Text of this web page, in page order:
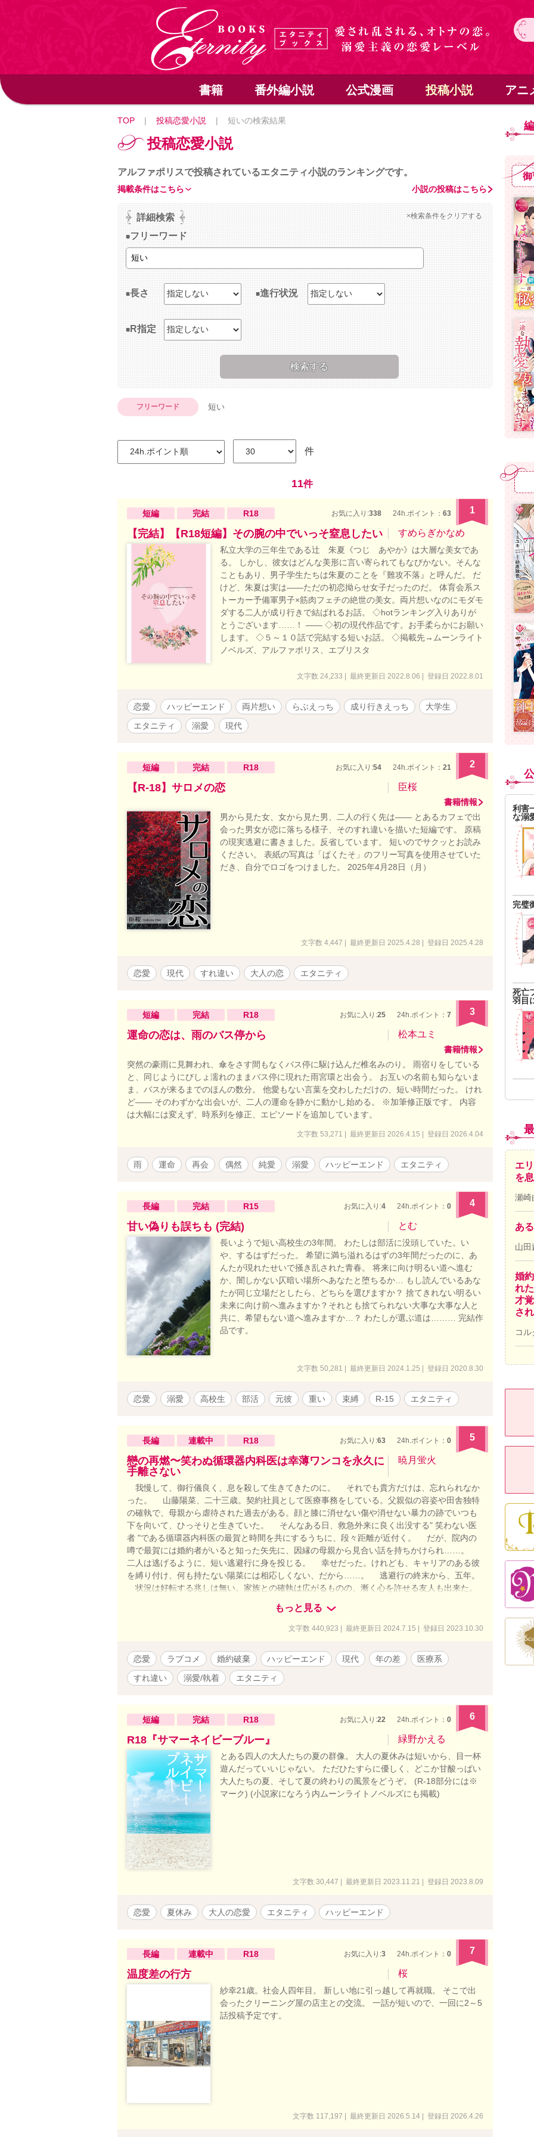
書籍 番外編小説 公式漫画 投稿小説 アニ
TOP | 投稿恋愛小説 | 短いの検索結果
投稿恋愛小説
アルファポリスで投稿されているエタニティ小説のランキングです。
小説の投稿はこちら
掲載条件はこちら
詳細検索 ×検索条件をクリアする
フリーワード
長さ 進行状況
R指定
フリーワード 短い
件
11件
短編 完結 R18 お気に入り:338 24h.ポイント： 63 1
【完結】【R18短編】その腕の中でいっそ窒息したい すめらぎかなめ
私立大学の三年生である辻 朱夏《つじ あやか》は大層な美女であ
る。 しかし、彼女はどんな美形に言い寄られてもなびかない。そんな
こともあり、男子学生たちは朱夏のことを『難攻不落』と呼んだ。 だ
けど、朱夏は実は――ただの初恋拗らせ女子だったのだ。 体育会系ス
トーカー予備軍男子×筋肉フェチの絶世の美女。両片想いなのにモダモ
ダする二人が成り行きで結ばれるお話。 ◇hotランキング入りありが
とうございます……！ ―― ◇初の現代作品です。お手柔らかにお願い
します。 ◇５～１０話で完結する短いお話。 ◇掲載先→ムーンライト
ノベルズ、アルファポリス、エブリスタ
文字数 24,233 | 最終更新日 2022.8.06 | 登録日 2022.8.01
恋愛 ハッピーエンド 両片想い らぶえっち 成り行きえっち
大学生
エタニティ
溺愛 現代
短編 完結 R18 お気に入り:54 24h.ポイント： 21 2
【R-18】サロメの恋 臣桜
書籍情報
男から見た女、女から見た男、二人の行く先は―― とあるカフェで出
会った男女が恋に落ちる様子、そのすれ違いを描いた短編です。 原稿
の現実逃避に書きました。反省しています。 短いのでサクッとお読み
ください。 表紙の写真は「ぱくたそ」のフリー写真を使用させていた
だき、自分でロゴをつけました。 2025年4月28日（月）
文字数 4,447 | 最終更新日 2025.4.28 | 登録日 2025.4.28
恋愛 現代 すれ違い 大人の恋 エタニティ
短編 完結 R18 お気に入り:25 24h.ポイント： 7 3
運命の恋は、雨のバス停から 松本ユミ
書籍情報
突然の豪雨に見舞われ、傘をさす間もなくバス停に駆け込んだ椎名みのり。 雨宿りをしている
と、同じようにびしょ濡れのままバス停に現れた雨宮環と出会う。 お互いの名前も知らないま
ま、バスが来るまでのほんの数分。 他愛もない言葉を交わしただけの、短い時間だった。 けれ
ど―― そのわずかな出会いが、二人の運命を静かに動かし始める。 ※加筆修正版です。 内容
は大幅には変えず、時系列を修正、エピソードを追加しています。
文字数 53,271 | 最終更新日 2026.4.15 | 登録日 2026.4.04
雨 運命 再会 偶然 純愛 溺愛 ハッピーエンド エタニティ
長編 完結 R15 お気に入り:4 24h.ポイント： 0 4
甘い偽りも誤ちも (完結) とむ
長いようで短い高校生の3年間。 わたしは部活に没頭していた。い
や、するはずだった。 希望に満ち溢れるはずの3年間だったのに、あ
んたが現れたせいで掻き乱された青春。 将来に向け明るい道へ進む
か、闇しかない仄暗い場所へあなたと堕ちるか… もし読んでいるあな
たが同じ立場だとしたら、どちらを選びますか？ 捨てきれない明るい
未来に向け前へ進みますか？それとも捨てられない大事な大事な人と
共に、希望もない道へ進みますか…？ わたしが選ぶ道は……… 完結作
品です。
文字数 50,281 | 最終更新日 2024.1.25 | 登録日 2020.8.30
恋愛 溺愛 高校生 部活 元彼 重い 束縛 R-15 エタニティ
長編 連載中 R18 お気に入り:63 24h.ポイント： 0 5
戀の再燃〜笑わぬ循環器内科医は幸薄ワンコを永久に
手離さない
暁月蛍火
我慢して、御行儀良く、息を殺して生きてきたのに。 それでも貴方だけは、忘れられなか
った。 山藤陽菜、二十三歳。契約社員として医療事務をしている。父親似の容姿や田舎独特
の確執で、母親から虐待された過去がある。顔と膝に消せない傷や消せない暴力の跡でいつも
下を向いて、ひっそりと生きていた。 そんなある日、救急外来に良く出没する" 笑わない医
者 "である循環器内科医の最賀と時間を共にするうちに、段々距離が近付く。 だが、院内の
噂で最賀には婚約者がいると知った矢先に、因縁の母親から見合い話を持ちかけられ……。
二人は逃げるように、短い逃避行に身を投じる。 幸せだった。けれども、キャリアのある彼
を縛り付け、何も持たない陽菜には相応しくない、だから……。 逃避行の終末から、五年。
状況は好転する兆しは無い。家族との確執は広がるものの、漸く心を許せる友人も出来た。
で良かったのに。 長い月日を経て再会を果たした二人は不器用に、また恋を始める。 愛を
知らない二人の行く末は──。 歳の差すれ違いラブストーリー。 笑わぬ循環器内科Dr. ×
含まれておりますのでR指定です。 ※10000%ハッピーエンド。不遇スタート、愛されストーリ
ーになるので途中経過色々ありますが、悪は必ず消えます。ざまあ描写勿論、あります。 ※50
万文字以上の長編です。 ※途中から登場するナースとドクターの恋愛ストーリーも追々掲載予
定。準備中。 ※性的描写あるシーンはタイトル横に※追加致します。 ※この物語は完全なるフ
すが、創作物であり犯罪や偏見、侮辱行為の助長を促すものでは無いです。 パートナーシップ
制度等を取り入れている地名使用しておりますが、その他は基本的には地名はフィクションで
す。
もっと見る
文字数 440,923 | 最終更新日 2024.7.15 | 登録日 2023.10.30
恋愛 ラブコメ 婚約破棄 ハッピーエンド 現代 年の差
医療系
すれ違い
溺愛/執着 エタニティ
短編 完結 R18 お気に入り:22 24h.ポイント： 0 6
R18『サマーネイビーブルー』 緑野かえる
とある四人の大人たちの夏の群像。 大人の夏休みは短いから、目一杯
遊んだっていいじゃない。 ただひたすらに優しく、どこか甘酸っぱい
大人たちの夏、そして夏の終わりの風景をどうぞ。 (R-18部分には※
マーク) (小説家になろう内ムーンライトノベルズにも掲載)
文字数 30,447 | 最終更新日 2023.11.21 | 登録日 2023.8.09
恋愛 夏休み 大人の恋愛 エタニティ ハッピーエンド
長編 連載中 R18 お気に入り:3 24h.ポイント： 0 7
温度差の行方 桜
紗幸21歳。社会人四年目。 新しい地に引っ越して再就職。 そこで出
会ったクリーニング屋の店主との交流。 一話が短いので、一回に2～5
話投稿予定です。
文字数 117,197 | 最終更新日 2026.5.14 | 登録日 2026.4.26
利害
な溺
完璧
死亡
羽目
エ
を
瀬崎
あ
山田
婚
れ
才
さ
コル